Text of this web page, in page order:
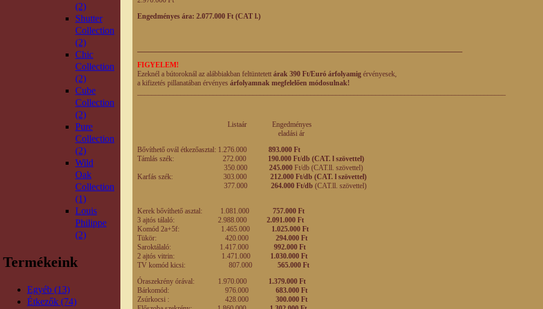
(2)
Shutter
Collection
(2)
Chic
Collection
(2)
Cube
Collection
(2)
Pure
Collection
(2)
Wild
Oak
Collection
(1)
Louis
Philippe
(2)
Termékeink
Egyéb (13)
Étkezők (74)
Engedményes ára: 2.077.000 Ft (CAT l.)
FIGYELEM!
Ezeknél a bútoroknál az alábbiakban feltüntetett árak 390 Ft/Euró árfolyamig érvényesek,
a kifizetés pillanatában érvényes árfolyamnak megfelelően módosulnak!
Listaár Engedményes
eladási ár
Bővíthető ovál étkezőasztal: 1.276.000 893.000 Ft
Támlás szék: 272.000 190.000 Ft/db (CAT. l szövettel)
350.000 245.000 Ft/db (CAT.ll. szövettel)
Karfás szék: 303.000 212.000 Ft/db (CAT. l szövettel)
377.000 264.000 Ft/db (CAT.ll. szövettel)
Kerek bővíthető asztal: 1.081.000 757.000 Ft
3 ajtós tálaló: 2.988.000 2.091.000 Ft
Komód 2a+5f: 1.465.000 1.025.000 Ft
Tükör: 420.000 294.000 Ft
Saroktálaló: 1.417.000
992.000 Ft
2 ajtós vitrin: 1.471.000 1.030.000 Ft
TV komód kicsi: 807.000
565.000 Ft
Óraszekrény órával: 1.970.000
1.379.000 Ft
Bárkomód: 976.000
683.000 Ft
Zsúrkocsi : 428.000
300.000 Ft